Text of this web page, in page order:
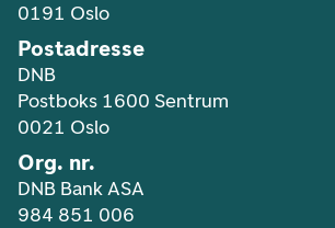
0191 Oslo
Postadresse
DNB
Postboks 1600 Sentrum
0021 Oslo
Org. nr.
DNB Bank ASA
984 851 006